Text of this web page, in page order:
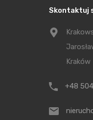
Skontaktuj
Kraków
+48